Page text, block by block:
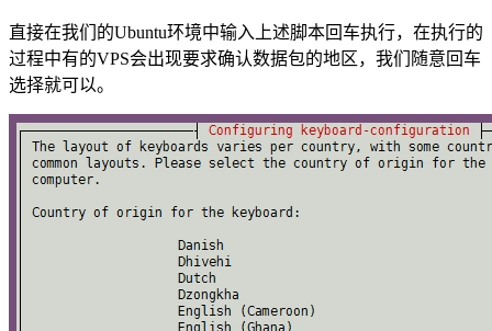
直接在我们的Ubuntu环境中输入上述脚本回车执行，在执行的
过程中有的VPS会出现要求确认数据包的地区，我们随意回车
选择就可以。